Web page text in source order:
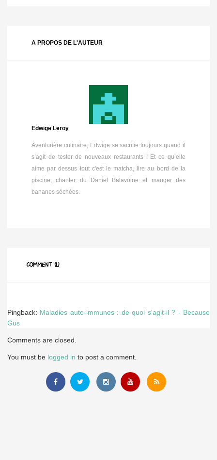
A PROPOS DE L'AUTEUR
Edwige Leroy
Aventurière culinaire, Edwige se sacrifie toujours quand il
s’agit de tester de nouveaux restaurants ! Et ce qu’elle
aime par dessus tout c'est le matcha, lire au bord de la
piscine, chanter du Daniel Balavoine et manger des
bananes séchées.
COMMENT (1)
Pingback: Maladies auto-immunes : de quoi s'agit-il ? - Because
Gus
Comments are closed.
You must be logged in to post a comment.